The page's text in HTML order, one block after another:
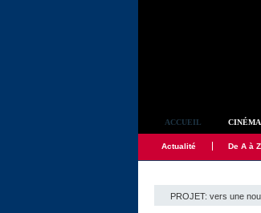
ACCUEIL CINÉMA
Actualité De A à Z
PROJET: vers une